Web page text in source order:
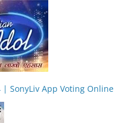
| SonyLiv App Voting Online